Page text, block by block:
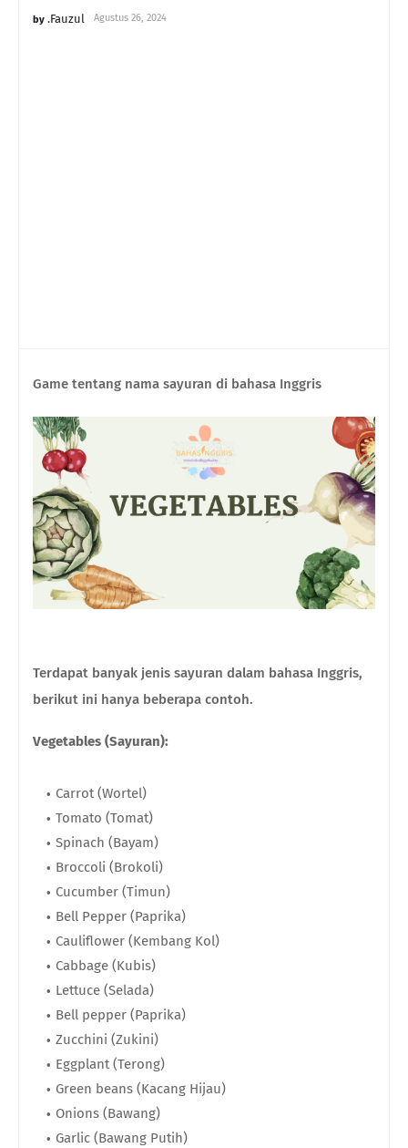
.Fauzul Agustus 26, 2024
Game tentang nama sayuran di bahasa Inggris
Terdapat banyak jenis sayuran dalam bahasa Inggris,
berikut ini hanya beberapa contoh.
Vegetables (Sayuran):
Carrot (Wortel)
Tomato (Tomat)
Spinach (Bayam)
Broccoli (Brokoli)
Cucumber (Timun)
Bell Pepper (Paprika)
Cauliflower (Kembang Kol)
Cabbage (Kubis)
Lettuce (Selada)
Bell pepper (Paprika)
Zucchini (Zukini)
Eggplant (Terong)
Green beans (Kacang Hijau)
Onions (Bawang)
Garlic (Bawang Putih)